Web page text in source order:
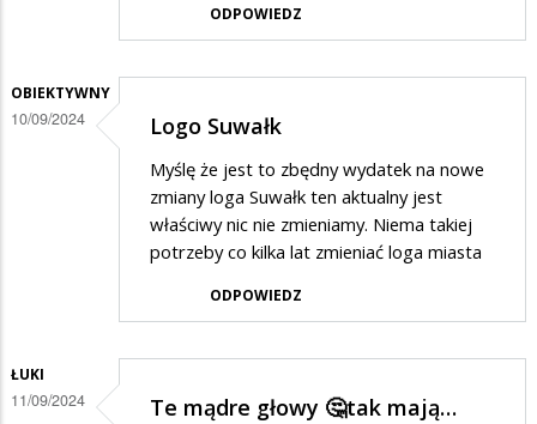
ODPOWIEDZ
OBIEKTYWNY
10/09/2024 Logo Suwałk
Myślę że jest to zbędny wydatek na nowe
zmiany loga Suwałk ten aktualny jest
właściwy nic nie zmieniamy. Niema takiej
potrzeby co kilka lat zmieniać loga miasta
ODPOWIEDZ
ŁUKI
11/09/2024 Te mądre głowy 🤔tak mają…